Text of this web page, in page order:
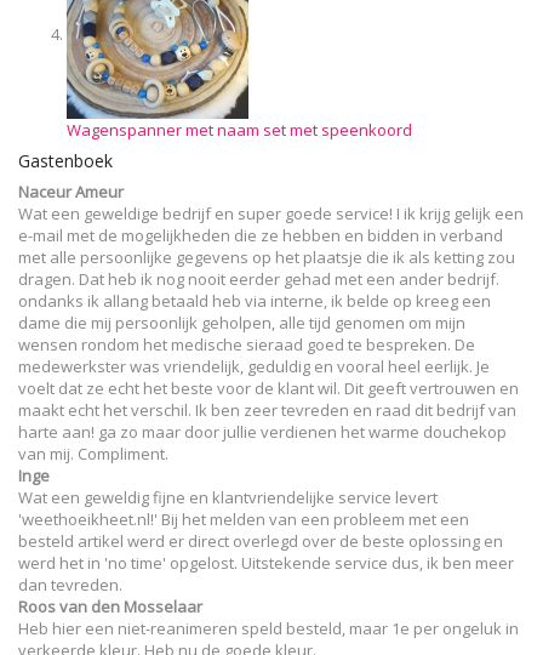
Wagenspanner met naam set met speenkoord
Gastenboek
Naceur Ameur
Wat een geweldige bedrijf en super goede service! I ik krijg gelijk een
e-mail met de mogelijkheden die ze hebben en bidden in verband
met alle persoonlijke gegevens op het plaatsje die ik als ketting zou
dragen. Dat heb ik nog nooit eerder gehad met een ander bedrijf.
ondanks ik allang betaald heb via interne, ik belde op kreeg een
dame die mij persoonlijk geholpen, alle tijd genomen om mijn
wensen rondom het medische sieraad goed te bespreken. De
medewerkster was vriendelijk, geduldig en vooral heel eerlijk. Je
voelt dat ze echt het beste voor de klant wil. Dit geeft vertrouwen en
maakt echt het verschil. Ik ben zeer tevreden en raad dit bedrijf van
harte aan! ga zo maar door jullie verdienen het warme douchekop
van mij. Compliment.
Inge
Wat een geweldig fijne en klantvriendelijke service levert
'weethoeikheet.nl!' Bij het melden van een probleem met een
besteld artikel werd er direct overlegd over de beste oplossing en
werd het in 'no time' opgelost. Uitstekende service dus, ik ben meer
dan tevreden.
Roos van den Mosselaar
Heb hier een niet-reanimeren speld besteld, maar 1e per ongeluk in
verkeerde kleur. Heb nu de goede kleur.